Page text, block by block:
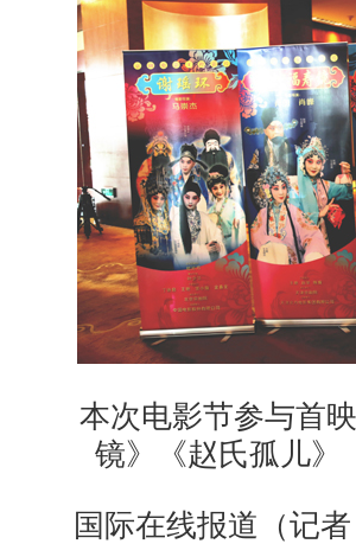
本次电影节参与首映
镜》《赵氏孤儿》
国际在线报道（记者